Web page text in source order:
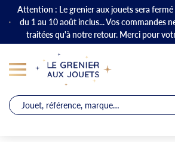
Attention : Le grenier aux jouets sera
du 1 au 10 août inclus... Vos commandes
traitées qu'à notre retour. Merci pour